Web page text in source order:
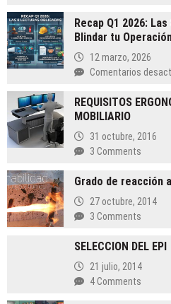
Recap Q1 2026:
Blindar tu
12 marzo, 2026
Comentarios
REQUISITOS
MOBILIARIO
31 octubre, 2016
3 Comments
Grado de reacción
27 octubre, 2014
3 Comments
SELECCION DEL EPI
21 julio, 2014
4 Comments